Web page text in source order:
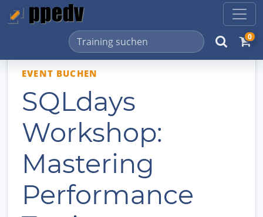
0
EVENT BUCHEN
SQLdays
Workshop:
Mastering
Performance